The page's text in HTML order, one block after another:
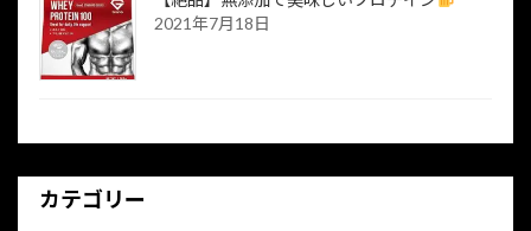
2021年7月18日
カテゴリー